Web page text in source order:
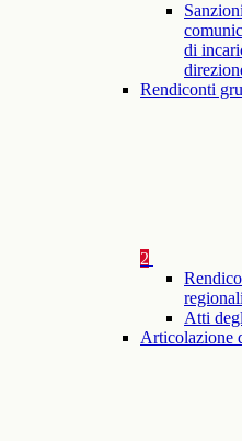
di
Rendiconti
2
Atti
Articolazione